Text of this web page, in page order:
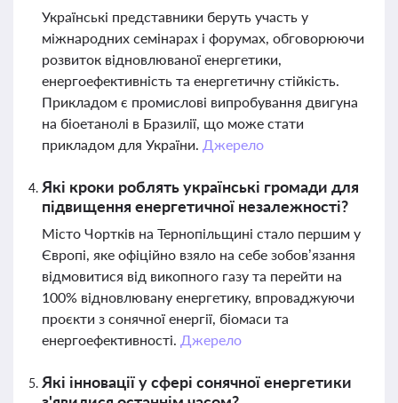
Українські представники беруть участь у
міжнародних семінарах і форумах, обговорюючи
розвиток відновлюваної енергетики,
енергоефективність та енергетичну стійкість.
Прикладом є промислові випробування двигуна
на біоетанолі в Бразилії, що може стати
прикладом для України. Джерело
Які кроки роблять українські громади для
підвищення енергетичної незалежності?
Місто Чортків на Тернопільщині стало першим у
Європі, яке офіційно взяло на себе зобов’язання
відмовитися від викопного газу та перейти на
100% відновлювану енергетику, впроваджуючи
проєкти з сонячної енергії, біомаси та
енергоефективності. Джерело
Які інновації у сфері сонячної енергетики